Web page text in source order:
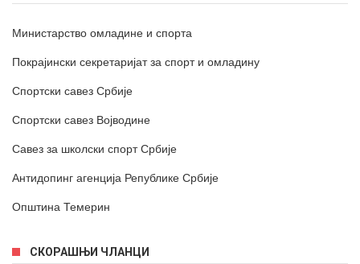
Министарство омладине и спорта
Покрајински секретаријат за спорт и омладину
Спортски савез Србије
Спортски савез Војводине
Савез за школски спорт Србије
Антидопинг агенција Републике Србије
Општина Темерин
СКОРАШЊИ ЧЛАНЦИ